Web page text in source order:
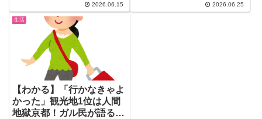
ガルちゃんに投稿し486人が共
感。嫉妬・コンプレックス・フレ
ネミー…その正体と上手な対処法
をガル民の本音20選でまとめ
2026.06.15
え、人生の折り返し感…中年期特
2026.06.25
生活
【わかる】「行かなきゃよ
かった」観光地1位は人間
地獄京都！ガル民が語るイ